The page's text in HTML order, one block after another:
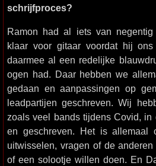
schrijfproces?
Ramon had al iets van
klaar voor gitaar voordat hij
daarmee al een redelijke
ogen had. Daar hebben we
gedaan en aanpassingen op
leadpartijen geschreven. Wij
zoals veel bands tijdens Covid, in
en geschreven. Het is allemaal
uitwisselen, vragen of de
of een solootje willen doen. En